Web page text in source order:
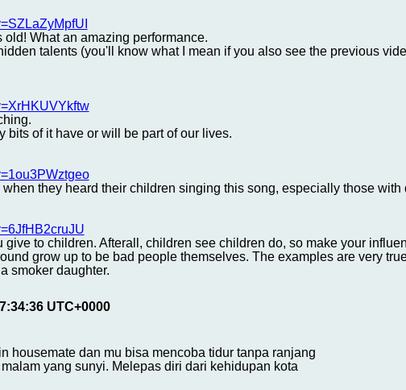
What an amazing performance.
talents (you'll know what I mean if you also see the previous
bits of it have or will be part of our lives.
when they heard their children singing this song, especially those with
give to children. Afterall, children see children do, so make your
grow up to be bad people themselves. The examples are very
smoker daughter.
UTC+0000
housemate dan mu bisa mencoba tidur tanpa ranjang
yang sunyi. Melepas diri dari kehidupan kota